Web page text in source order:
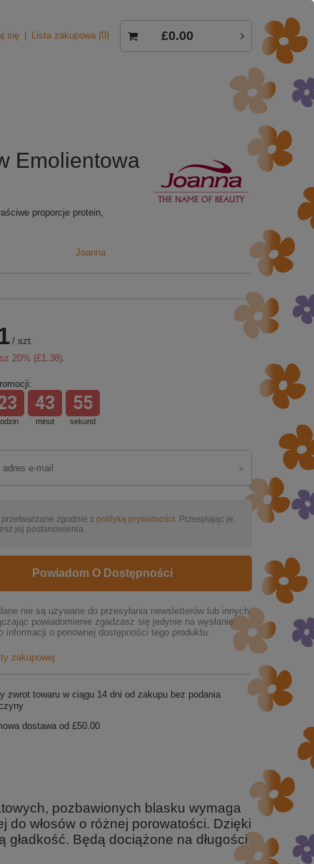
się Lista zakupowa 0 £0.00
Emolientowa
proporcje protein,
Joanna
/ szt.
20% (£1.38).
minut
43
sekund
54
zgodnie z polityką prywatności . Przesyłając je,
jej postanowienia.
Powiadom O Dostępności
nie są używane do przesyłania newsletterów lub innych
powiadomienie zgadzasz się jedynie na wysłanie
informacji o ponownej dostępności tego produktu.
zakupowej
zwrot towaru w ciągu 14 dni od zakupu bez podania
dostawa od £50.00
pozbawionych blasku wymaga
do włosów o różnej porowatości. Dzięki
Będą dociążone na długości